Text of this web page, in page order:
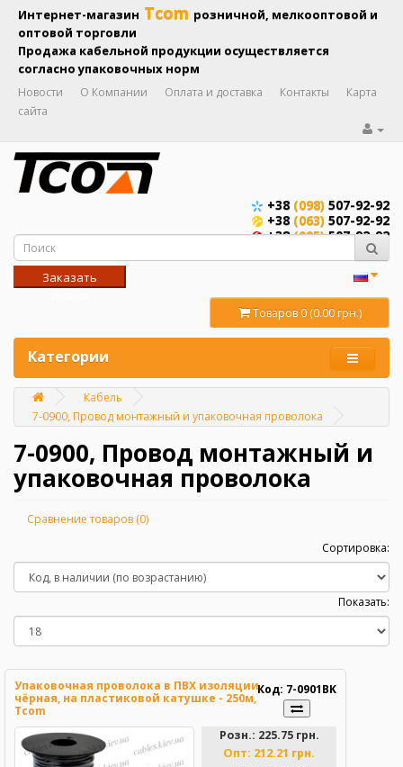
Интернет-магазин Tcom розничной, мелкооптовой и
оптовой торговли
Продажа кабельной продукции осуществляется
согласно упаковочных норм
Новости О Компании Оплата и доставка Контакты
Карта
сайта
+38 (098) 507-92-92
+38 (063) 507-92-92
+38(095)507-92-92
Заказать
Товаров 0 (0.00 грн.)
Категории
Главная
Кабель
7-0900, Провод монтажный и упаковочная проволока
7-0900, Провод монтажный и
упаковочная проволока
Сравнение товаров (0)
Сортировка:
Показать:
Упаковочная проволока в ПВХ изоляции
чёрная, на пластиковой катушке - 250м,
Tcom
Код: 7-0901BK
Розн.: 225.75 грн.
Опт: 212.21 грн.